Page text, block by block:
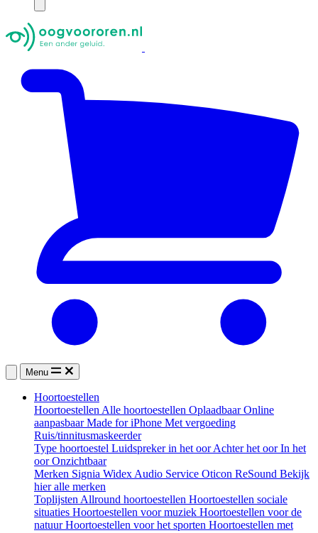
Menu
Hoortoestellen
Hoortoestellen Alle hoortoestellen OplaadbaarOnline
aanpasbaarMade for iPhone Met vergoeding
Ruis/tinnitusmaskeerder
Type hoortoestel Luidspreker in het oorAchter het oorIn het
oorOnzichtbaar
Merken Signia Widex Audio Service Oticon ReSound Bekijk
hier alle merken
Toplijsten Allround hoortoestellen Hoortoestellen sociale
situaties Hoortoestellen voor muziek Hoortoestellen voor de
natuurHoortoestellen voor het sporten Hoortoestellen met